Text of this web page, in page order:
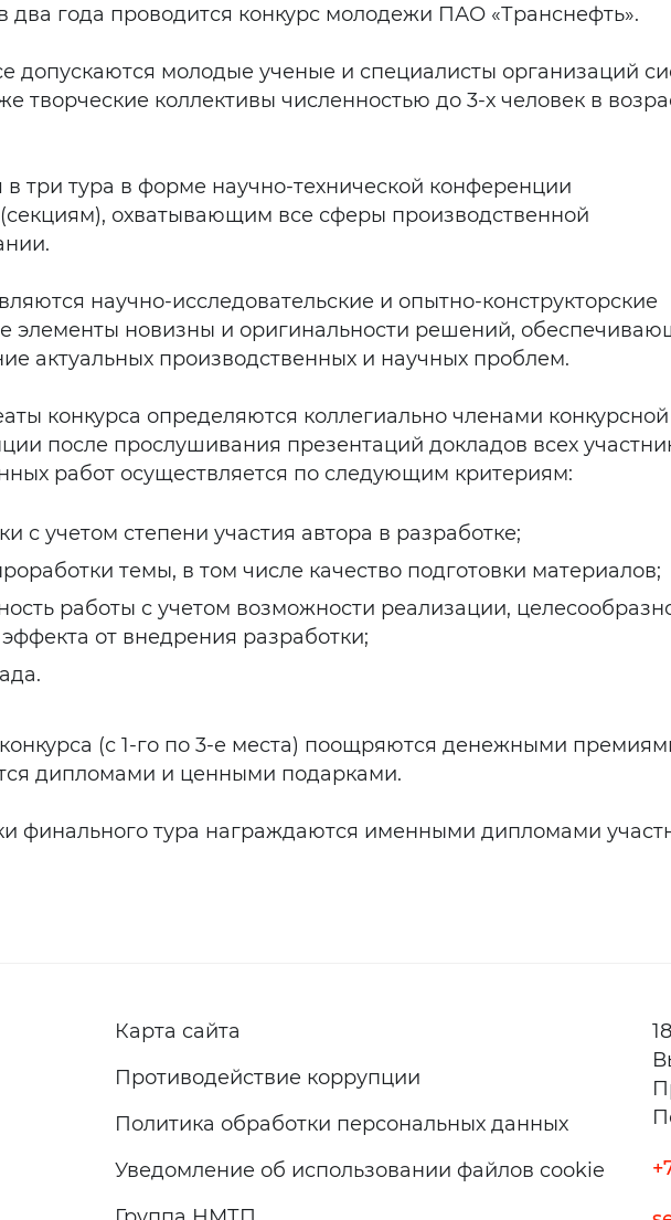
два года проводится конкурс молодежи ПАО «Транснефть».
допускаются молодые ученые и специалисты организаций
творческие коллективы численностью до 3-х человек в
в три тура в форме научно-технической конференции
охватывающим все сферы производственной
научно-исследовательские и опытно-конструкторские
элементы новизны и оригинальности решений,
актуальных производственных и научных проблем.
конкурса определяются коллегиально членами конкурсной
после прослушивания презентаций докладов всех
работ осуществляется по следующим критериям:
с учетом степени участия автора в разработке;
темы, в том числе качество подготовки материалов;
работы с учетом возможности реализации,
от внедрения разработки;
(с 1-го по 3-е места) поощряются денежными
дипломами и ценными подарками.
финального тура награждаются именными дипломами
Карта сайта
Противодействие коррупции
Политика обработки персональных данных
Уведомление об использовании файлов cookie